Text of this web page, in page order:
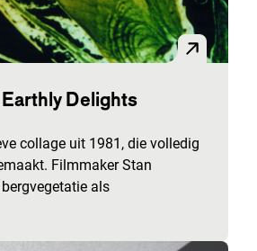
Delights
collage uit 1981, die volledig
Filmmaker Stan
als